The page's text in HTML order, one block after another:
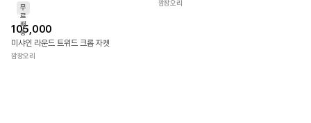
무
료
배
송
105,000
미샤인 라운드 트위드 크롭 자켓
깜장오리
무